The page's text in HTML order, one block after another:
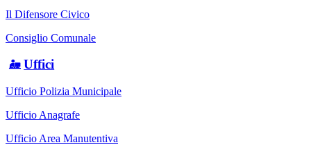
Il Difensore Civico
Consiglio Comunale
Uffici
Ufficio Polizia Municipale
Ufficio Anagrafe
Ufficio Area Manutentiva